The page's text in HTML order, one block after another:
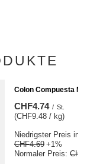
Colon Compuesta
CHF4.74 / St.
(CHF9.48 / kg)
Niedrigster Preis in
CHF4.69 +1%
Normaler Preis: